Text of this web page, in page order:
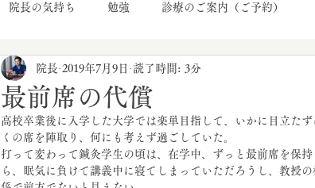
院長の気持ち 勉強 診療のご案内（ご予約）
最前席の代償
院長 2019年7月9日 読了時間: 3分
高校卒業後に入学した大学では楽単目指して、いかに目立た
くの席を陣取り、何にも考えず過ごしていた。
打って変わって鍼灸学生の頃は、在学中、ずっと最前席を保
ら、眠気に負けて講義中に寝てしまっていただろうし、教授